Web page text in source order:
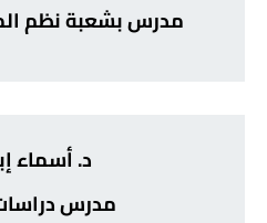
مدرس بشعبة نظم
د. أسماء
مدرس